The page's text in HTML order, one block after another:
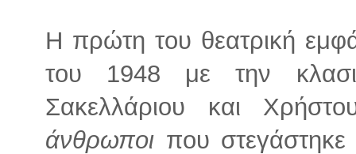
Η πρώτη του θεατρική
του 1948 με την
Σακελλάριου και
άνθρωποι που